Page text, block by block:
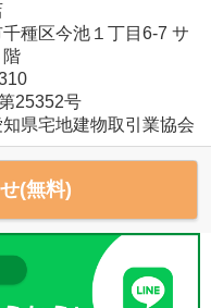
種区今池１丁目6-7 サ
階
25352号
県宅地建物取引業協会
(無料)